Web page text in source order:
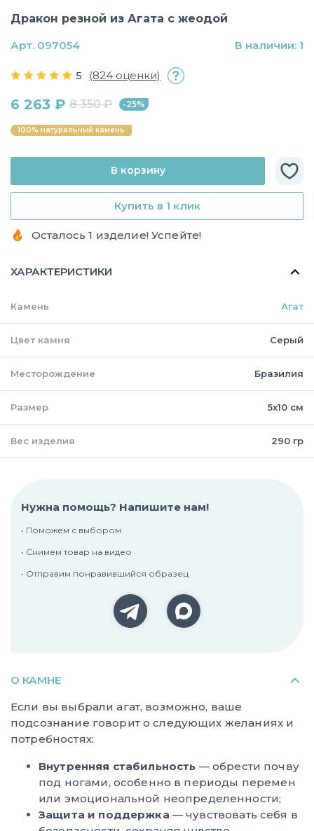
Дракон резной из Агата с жеодой
5 (824 оценки)
6 263 ₽ 8 350 ₽ -25%
100% натуральный камень
Купить в 1 клик
В корзину
Осталось 1 изделие! Успейте!
Арт. 097054 В наличии: 1
ХАРАКТЕРИСТИКИ
Камень Агат
Цвет камня Серый
Месторождение Бразилия
Размер 5х10 см
Вес изделия 290 гр
Нужна помощь? Напишите нам!
• Поможем с выбором
• Снимем товар на видео
• Отправим понравившийся образец
О КАМНЕ
Если вы выбрали агат, возможно, ваше
подсознание говорит о следующих желаниях и
потребностях:
Внутренняя стабильность — обрести почву
под ногами, особенно в периоды перемен
или эмоциональной неопределенности;
Защита и поддержка — чувствовать себя в